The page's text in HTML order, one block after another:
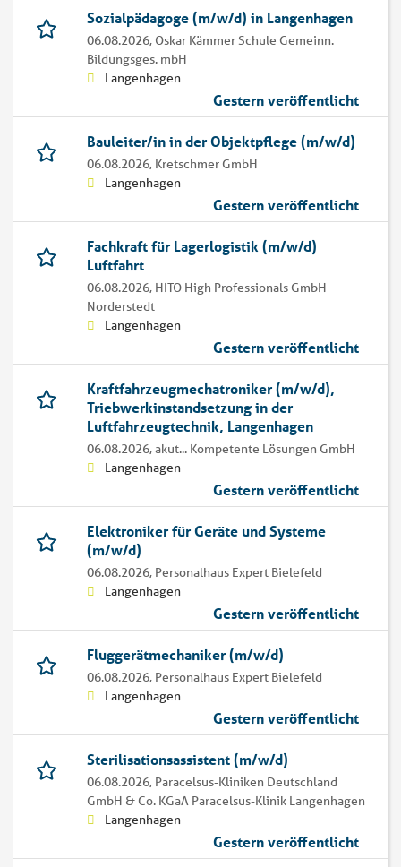
Sozialpädagoge (m/w/d) in Langenhagen
06.08.2026, Oskar Kämmer Schule Gemeinn.
Bildungsges. mbH
Langenhagen
Gestern veröffentlicht
Bauleiter/in in der Objektpflege (m/w/d)
06.08.2026, Kretschmer GmbH
Langenhagen
Gestern veröffentlicht
Fachkraft für Lagerlogistik (m/w/d)
Luftfahrt
06.08.2026, HITO High Professionals GmbH
Norderstedt
Langenhagen
Gestern veröffentlicht
Kraftfahrzeugmechatroniker (m/w/d),
Triebwerkinstandsetzung in der
Luftfahrzeugtechnik, Langenhagen
06.08.2026,akut... Kompetente Lösungen GmbH
Langenhagen
Gestern veröffentlicht
Elektroniker für Geräte und Systeme
(m/w/d)
06.08.2026, Personalhaus Expert Bielefeld
Langenhagen
Gestern veröffentlicht
Fluggerätmechaniker (m/w/d)
06.08.2026, Personalhaus Expert Bielefeld
Langenhagen
Gestern veröffentlicht
Sterilisationsassistent (m/w/d)
06.08.2026, Paracelsus-Kliniken Deutschland
GmbH & Co. KGaA Paracelsus-Klinik Langenhagen
Langenhagen
Gestern veröffentlicht